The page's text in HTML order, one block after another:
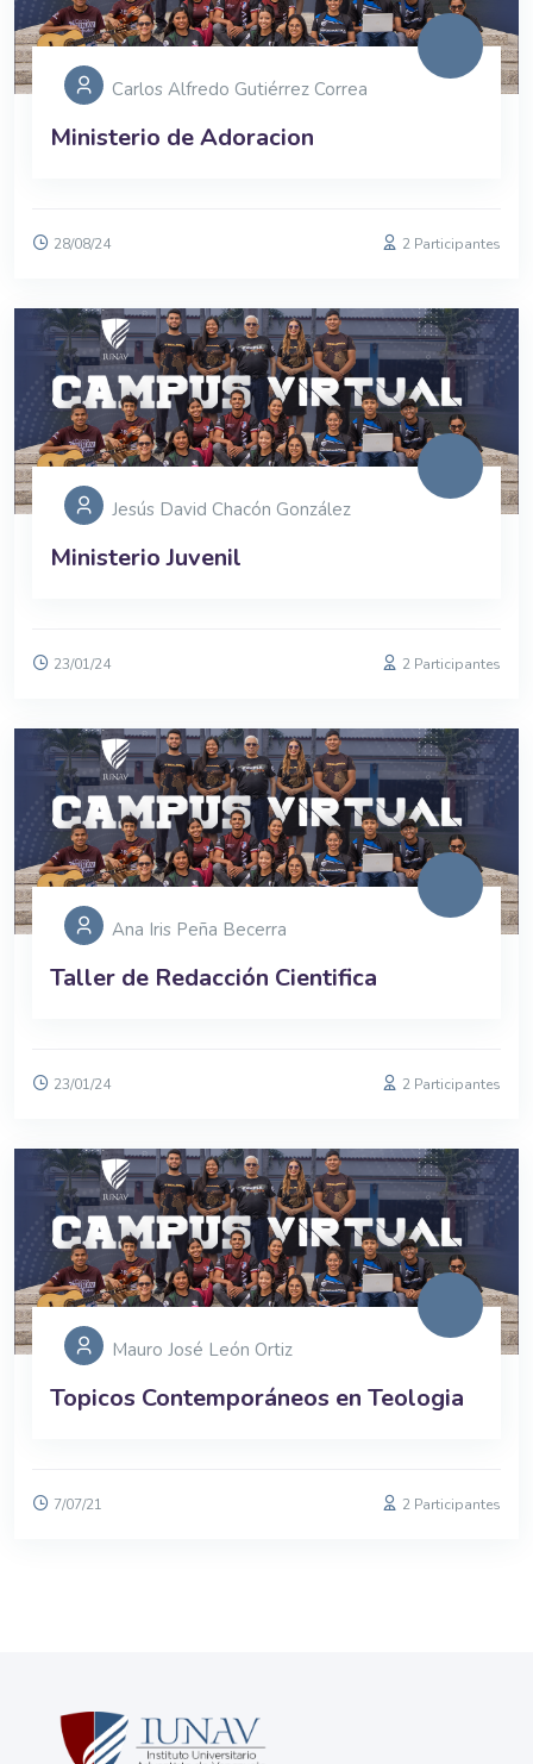
Carlos Alfredo Gutiérrez Correa
Ministerio de Adoracion
28/08/24 2 Participantes
Jesús David Chacón González
Ministerio Juvenil
23/01/24 2 Participantes
Ana Iris Peña Becerra
Taller de Redacción Cientifica
23/01/24 2 Participantes
Mauro José León Ortiz
Topicos Contemporáneos en Teologia
7/07/21 2 Participantes